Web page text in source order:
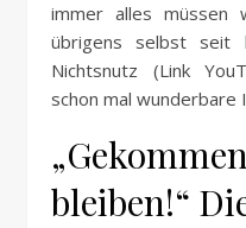
immer alles müssen
übrigens selbst seit
Nichtsnutz (Link
schon mal wunderbare
bleiben!“